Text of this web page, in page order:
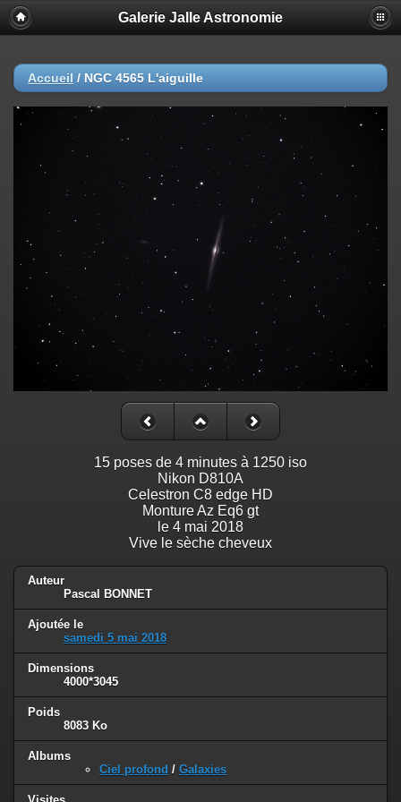
Galerie Jalle Astronomie
Accueil / NGC 4565 L'aiguille
15 poses de 4 minutes à 1250 iso
Nikon D810A
Celestron C8 edge HD
Monture Az Eq6 gt
le 4 mai 2018
Vive le sèche cheveux
Auteur
Pascal BONNET
Ajoutée le
samedi 5 mai 2018
Dimensions
4000*3045
Poids
8083 Ko
Albums
Ciel profond / Galaxies